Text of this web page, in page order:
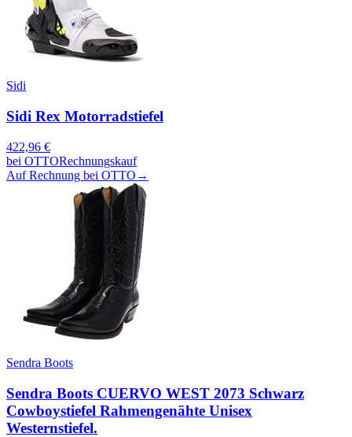
Sidi
Sidi Rex Motorradstiefel
422,96 €
bei OTTORechnungskauf
Auf Rechnung bei OTTO →
Sendra Boots
Sendra Boots CUERVO WEST 2073 Schwarz
Cowboystiefel Rahmengenähte Unisex
Westernstiefel.